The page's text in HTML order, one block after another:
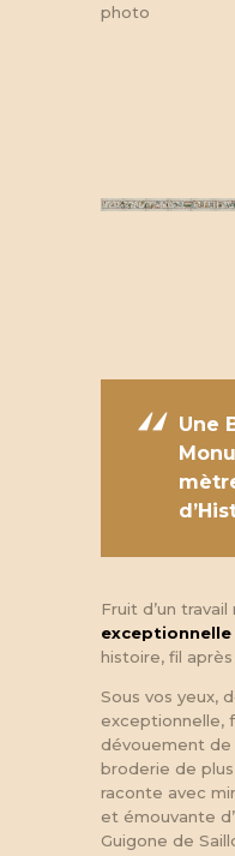
photo
Une
Fruit d’un
exceptionnelle
histoire, fil après
Sous vos yeux,
exceptionnelle,
dévouement de
broderie de
raconte avec
et émouvante
Guigone de